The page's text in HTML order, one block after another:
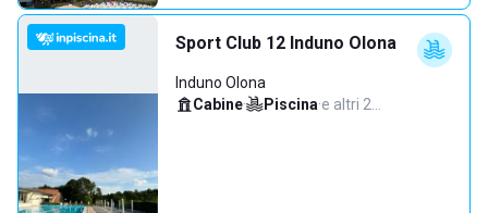
Sport Club 12 Induno Olona
Induno Olona
Cabine· Piscina·e altri 2…